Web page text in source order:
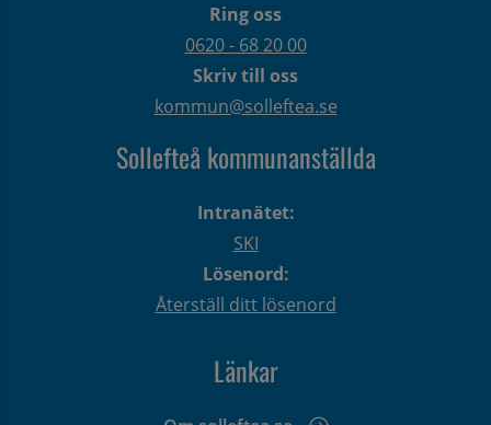
Ring oss
0620 - 68 20 00
Skriv till oss
kommun@solleftea.se
Sollefteå kommunanställda
Intranätet:
SKI
Lösenord:
Återställ ditt lösenord
Länkar